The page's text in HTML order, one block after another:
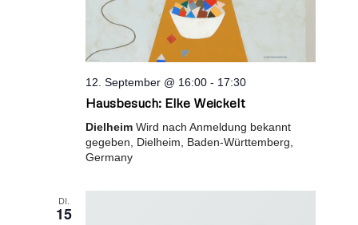
Hausbesuch: Elke Weickelt
12. September @ 16:00 - 17:30
DielheimWird nach Anmeldung bekannt
gegeben, Dielheim, Baden-Württemberg,
Germany
DI.
15